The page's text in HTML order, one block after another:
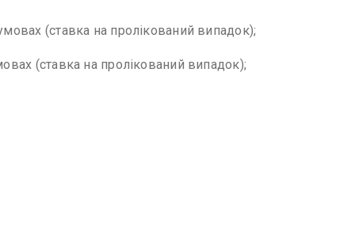
(ставка на пролікований випадок);
(ставка на пролікований випадок);